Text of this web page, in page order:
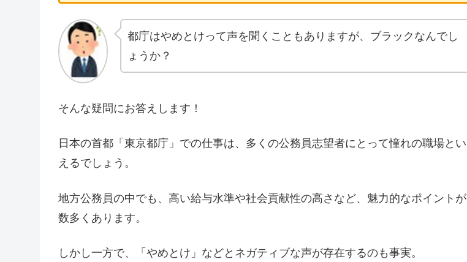
都庁はやめとけって声を聞くこともありますが、ブラックなんでし
ょうか？
そんな疑問にお答えします！
日本の首都「東京都庁」での仕事は、多くの公務員志望者にとって憧れの職場とい
えるでしょう。
地方公務員の中でも、高い給与水準や社会貢献性の高さなど、魅力的なポイントが
数多くあります。
しかし一方で、「やめとけ」などとネガティブな声が存在するのも事実。